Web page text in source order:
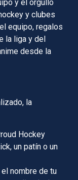
y el orgullo
y clubes
equipo, regalos
la liga y del
desde la
la
Hockey
un patín o un
nombre de tu